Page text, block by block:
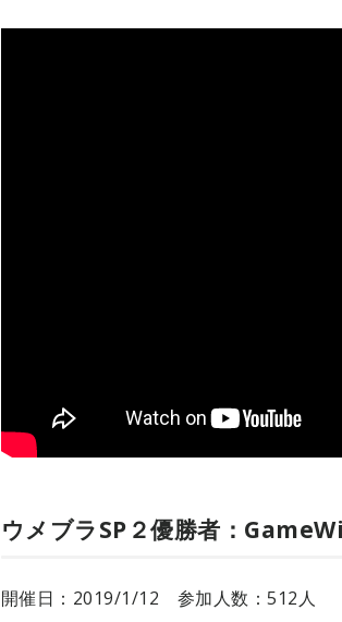
ウメブラSP２優勝者：
開催日：2019/1/12 参加人数：512人